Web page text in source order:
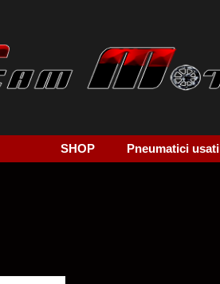
SHOP Pneumatici usati